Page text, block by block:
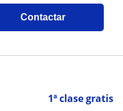
Contactar
1ª clase gratis